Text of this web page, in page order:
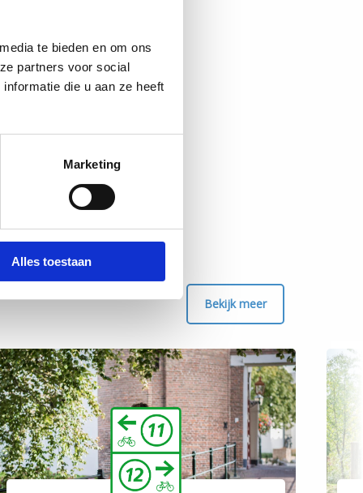
te bieden en om ons
partners voor social
die u aan ze heeft
Marketing
Alles toestaan
Bekijk meer